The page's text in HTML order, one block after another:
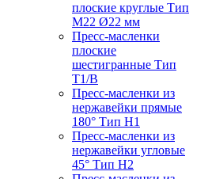
плоские круглые Тип
M22 Ø22 мм
Пресс-масленки
плоские
шестигранные Тип
T1/B
Пресс-масленки из
нержавейки прямые
180° Тип H1
Пресс-масленки из
нержавейки угловые
45° Тип H2